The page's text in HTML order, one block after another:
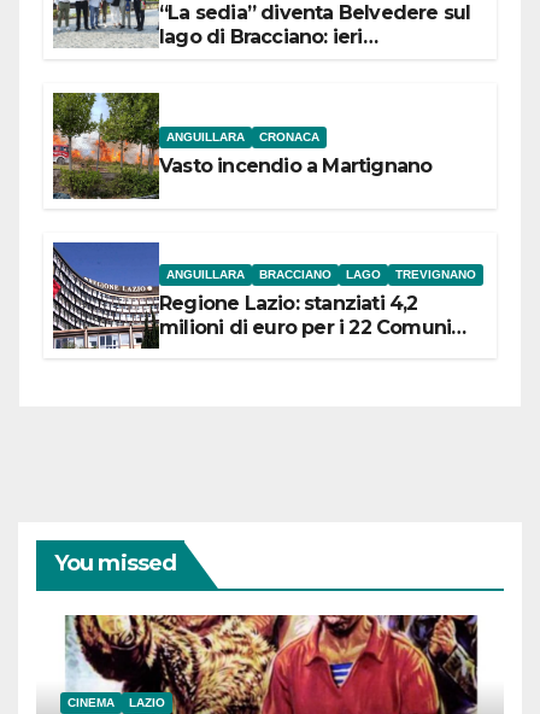
“La sedia” diventa Belvedere sul
lago di Bracciano: ieri
ANGUILLARA CRONACA
Vasto incendio a Martignano
ANGUILLARA BRACCIANO LAGO TREVIGNANO
Regione Lazio: stanziati 4,2
milioni di euro per i 22 Comuni
You missed
CINEMA LAZIO